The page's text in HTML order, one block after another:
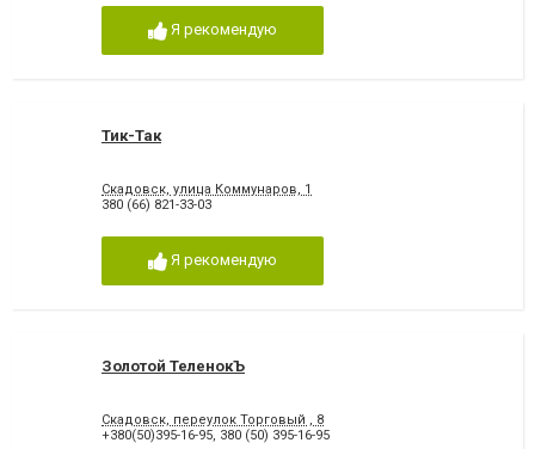
Я рекомендую
Тик-Так
Скадовск, улица Коммунаров, 1
380 (66) 821-33-03
Я рекомендую
Золотой ТеленокЪ
Скадовск, переулок Торговый , 8
+380(50)395-16-95, 380 (50) 395-16-95